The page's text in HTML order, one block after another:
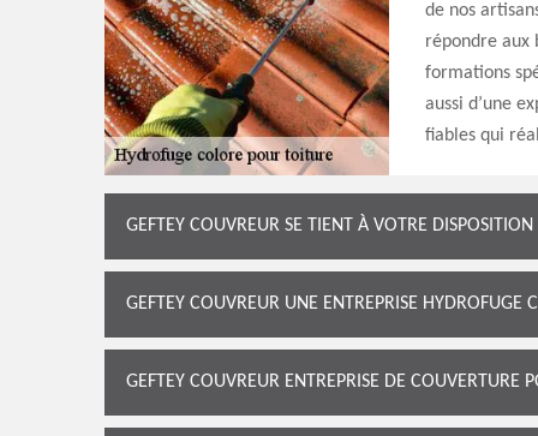
de nos
répondre aux
formations
aussi d’une
fiables qui
GEFTEY COUVREUR SE TIENT À VOTRE
GEFTEY COUVREUR UNE ENTREPRISE
GEFTEY COUVREUR ENTREPRISE DE COUVERTURE